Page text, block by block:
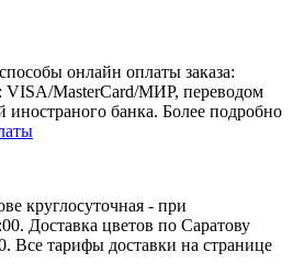
онлайн оплаты заказа:
VISA/MasterCard/МИР, переводом
банка. Более подробно
круглосуточная - при
Доставка цветов по Саратову
Все тарифы доставки на странице